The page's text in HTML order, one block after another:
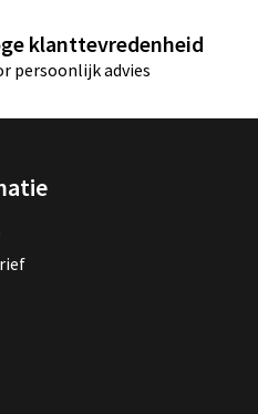
klanttevredenheid
persoonlijk advies